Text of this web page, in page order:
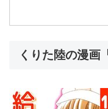
くりた陸の漫画